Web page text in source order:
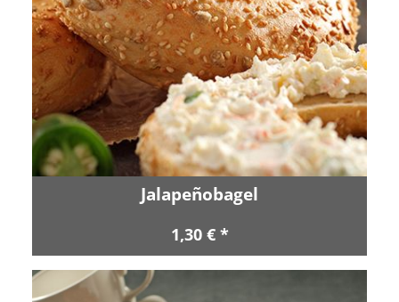
Jalapeñobagel
1,30 € *